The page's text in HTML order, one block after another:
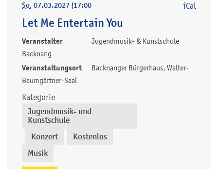
So, 07.03.2027 |17:00
Let Me Entertain You
Veranstalter
Jugendmusik- & Kunstschule
Backnang
Veranstaltungsort
Backnanger Bürgerhaus, Walter-
Baumgärtner-Saal
Kategorie
Jugendmusik- und
Kunstschule
Konzert Kostenlos
Musik
iCal